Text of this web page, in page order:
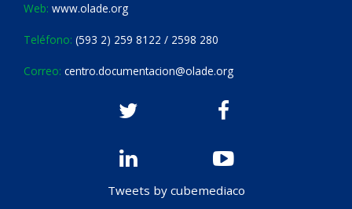
Web: www.olade.org
Teléfono: (593 2) 259 8122 / 2598 280
Correo: centro.documentacion@olade.org
Tweets by cubemediaco